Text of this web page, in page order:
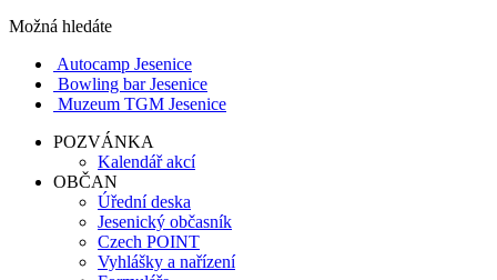
Možná hledáte
Autocamp Jesenice
Bowling bar Jesenice
Muzeum TGM Jesenice
POZVÁNKA
Kalendář akcí
OBČAN
Úřední deska
Jesenický občasník
Czech POINT
Vyhlášky a nařízení